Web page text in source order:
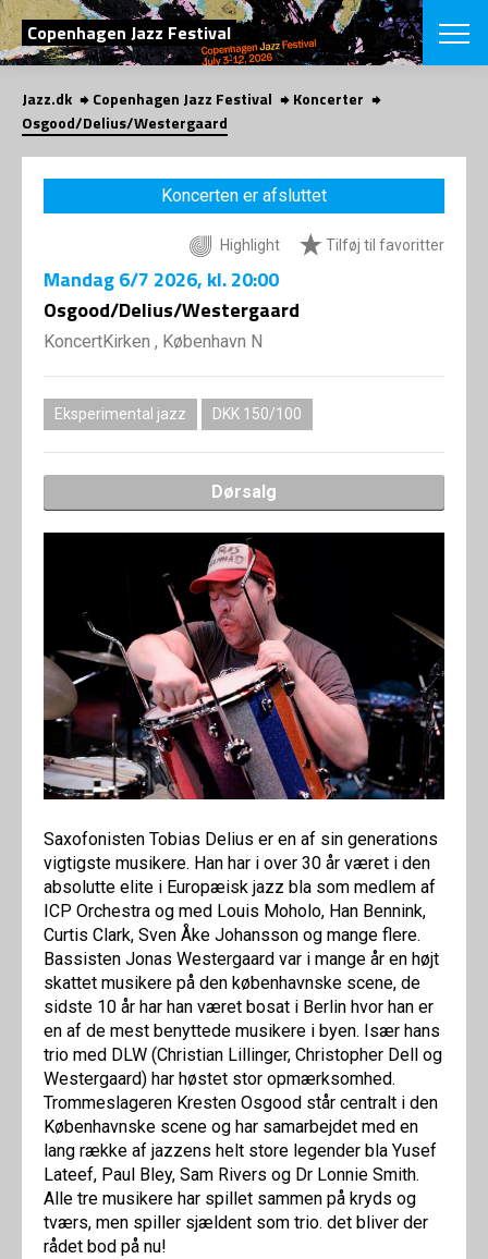
SØG
Copenhagen Jazz Festival
English
VÆLG
VINTERJAZZ
Temaer
LOCATIONS
Om fonden
SHOP
Jazz.dk Copenhagen Jazz Festival
Koncerter
Osgood/Delius/Westergaard
Koncerten er afsluttet
Highlight Tilføj til favoritter
Mandag6/7 2026, kl. 20:00
Osgood/Delius/Westergaard
KoncertKirken , København N
Eksperimental jazz DKK 150/100
Dørsalg
Saxofonisten Tobias Delius er en af sin generations
vigtigste musikere. Han har i over 30 år været i den
absolutte elite i Europæisk jazz bla som medlem af
ICP Orchestra og med Louis Moholo, Han Bennink,
Curtis Clark, Sven Åke Johansson og mange flere.
Bassisten Jonas Westergaard var i mange år en højt
skattet musikere på den københavnske scene, de
sidste 10 år har han været bosat i Berlin hvor han er
en af de mest benyttede musikere i byen. Især hans
trio med DLW (Christian Lillinger, Christopher Dell og
Westergaard) har høstet stor opmærksomhed.
Trommeslageren Kresten Osgood står centralt i den
Københavnske scene og har samarbejdet med en
lang række af jazzens helt store legender bla Yusef
Lateef, Paul Bley, Sam Rivers og Dr Lonnie Smith.
Alle tre musikere har spillet sammen på kryds og
tværs, men spiller sjældent som trio. det bliver der
rådet bod på nu!